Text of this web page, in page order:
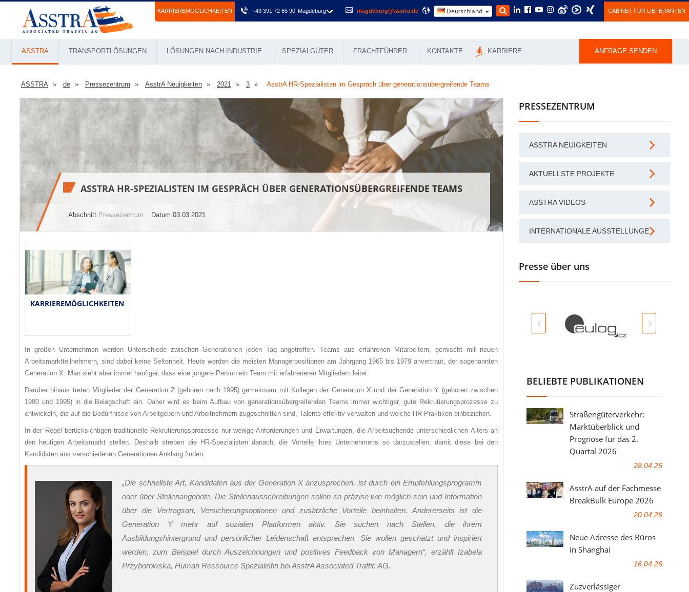
KARRIEREMÖGLICHKEITEN +49 391 72 65 90 Magdeburg magdeburg@asstra.de Deutschland CABINET FÜR LIEFERANTEN
ASSTRA TRANSPORTLÖSUNGEN LÖSUNGEN NACH INDUSTRIE SPEZIALGÜTER FRACHTFÜHRER KONTAKTE KARRIERE ANFRAGE SENDEN
ASSTRA de Pressezentrum AsstrA Neuigkeiten 2021 3 AsstrA HR-Spezialisten im Gespräch über generationsübergreifende Teams
ASSTRA HR-SPEZIALISTEN IM GESPRÄCH ÜBER GENERATIONSÜBERGREIFENDE TEAMS
Abschnitt Pressezentrum Datum 03.03.2021
KARRIEREMÖGLICHKEITEN
In großen Unternehmen werden Unterschiede zwischen Generationen jeden Tag angetroffen. Teams aus erfahrenen Mitarbeitern, gemischt mit neuen
Arbeitsmarktteilnehmern, sind dabei keine Seltenheit. Heute werden die meisten Managerpositionen am Jahrgang 1965 bis 1979 anvertraut, der sogenannten
Generation X. Man sieht aber immer häufiger, dass eine jüngere Person ein Team mit erfahreneren Mitgliedern leitet.
Darüber hinaus treten Mitglieder der Generation Z (geboren nach 1995) gemeinsam mit Kollegen der Generation X und der Generation Y (geboren zwischen
1980 und 1995) in die Belegschaft ein. Daher wird es beim Aufbau von generationsübergreifenden Teams immer wichtiger, gute Rekrutierungsprozesse zu
entwickeln, die auf die Bedürfnisse von Arbeitgebern und Arbeitnehmern zugeschnitten sind, Talente effektiv verwalten und weiche HR-Praktiken einbeziehen.
In der Regel berücksichtigen traditionelle Rekrutierungsprozesse nur wenige Anforderungen und Erwartungen, die Arbeitsuchende unterschiedlichen Alters an
den heutigen Arbeitsmarkt stellen. Deshalb streben die HR-Spezialisten danach, die Vorteile ihres Unternehmens so darzustellen, damit diese bei den
Kandidaten aus verschiedenen Generationen Anklang finden.
„Die schnellste Art, Kandidaten aus der Generation X anzusprechen, ist durch ein Empfehlungsprogramm
oder über Stellenangebote. Die Stellenausschreibungen sollen so präzise wie möglich sein und Information
über die Vertragsart, Versicherungsoptionen und zusätzliche Vorteile beinhalten. Andererseits ist die
Generation Y mehr auf sozialen Plattformen aktiv. Sie suchen nach Stellen, die ihrem
Ausbildungshintergrund und persönlicher Leidenschaft entsprechen. Sie wollen geschätzt und inspiriert
werden, zum Beispiel durch Auszeichnungen und positives Feedback von Managern“, erzählt Izabela
Przyborowska, Human Ressource Spezialistin bei AsstrA Associated Traffic AG.
PRESSEZENTRUM
ASSTRA NEUIGKEITEN
AKTUELLSTE PROJEKTE
ASSTRA VIDEOS
INTERNATIONALE AUSSTELLUNGEN
Presse über uns
BELIEBTE PUBLIKATIONEN
Straßengüterverkehr:
Marktüberblick und
Prognose für das 2.
Quartal 2026
28.04.26
AsstrA auf der Fachmesse
BreakBulk Europe 2026
20.04.26
Neue Adresse des Büros
in Shanghai
16.04.26
Zuzverlässiger